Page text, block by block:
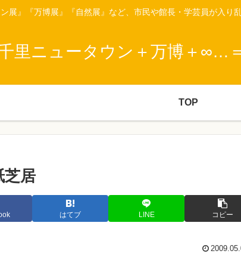
ン展』『万博展』『自然展』など、市民や館長・学芸員が入
里ニュータウン＋万博＋∞…
TOP
芝居
はてブ LINE コピー